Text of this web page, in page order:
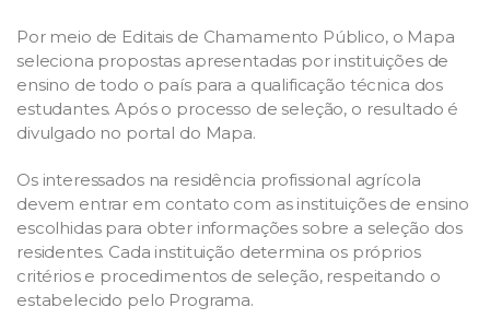
Por meio de Editais de Chamamento Público, o Mapa
seleciona propostas apresentadas por instituições de
ensino de todo o país para a qualificação técnica dos
estudantes. Após o processo de seleção, o resultado é
divulgado no portal do Mapa.
Os interessados na residência profissional agrícola
devem entrar em contato com as instituições de ensino
escolhidas para obter informações sobre a seleção dos
residentes. Cada instituição determina os próprios
critérios e procedimentos de seleção, respeitando o
estabelecido pelo Programa.